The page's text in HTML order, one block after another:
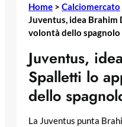
Home > Calciomercato
Juventus, idea Brahim
volontà dello spagnolo
Juventus,
Spalletti lo
dello
La Juventus punta